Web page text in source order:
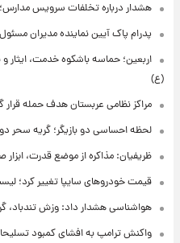
هشدار درباره تخلفات سرویس
پدرام پاک آیین نماینده مدیران
اربعین؛ حماسه باشکوه خدمت،
(ع)
مراکز نظامی عربستان هدف حمله
لحظه احساسی دو بازیگر؛ گریه سحر
ظریفیان: مذاکره از موضع قدرت،
قیمت خودروهای سایپا تغییر کرد؛ لیست قیمت
هواشناسی هشدار داد: وزش تندباد، گردوخاک و
واکنش ترامپ به افشای کمبود